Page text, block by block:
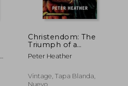
Christendom: The
Triumph of a
Religion, ad 300-1300
(en Inglés)
Peter Heather
Vintage, Tapa Blanda,
Nuevo